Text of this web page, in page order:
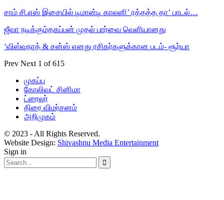
சாம் சி.எஸ் இசையில் டிமான்டி காலனி’ ரத்தத்த தா’ பாடல்…
ஜீவா நடிக்கும்தகப்பன் முதல் பார்வை வெளியானது
‘விஸ்வநாத் & சன்ஸ் எனது ரசிகர்களுக்கான படம்- சூர்யா
Prev Next 1 of 615
முகப்பு
கோலிவுட் சினிமா
ட்ரைலர்
திரை விமர்சனம்
அறிமுகம்
© 2023 - All Rights Reserved.
Website Design: Shivashnu Media Entertainment
Sign in